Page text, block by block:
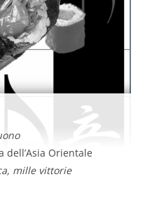
dell’Asia Orientale
mille vittorie